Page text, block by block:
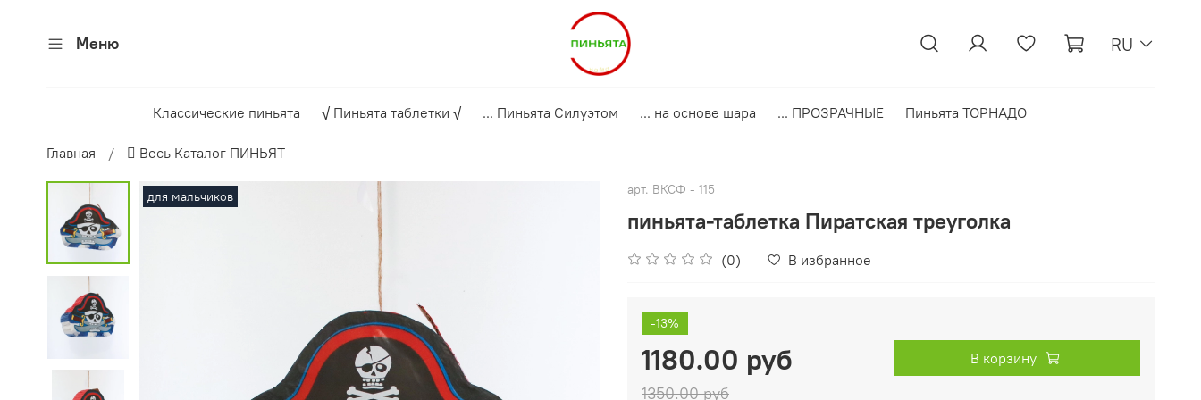
Меню RU
Классические пиньята √ Пиньята таблетки √ ... Пиньята Силуэтом ... на основе шара ... ПРОЗРАЧНЫЕ Пиньята ТОРНАДО
Главная  Весь Каталог ПИНЬЯТ
для мальчиков арт. ВКСФ - 115
пиньята-таблетка Пиратская треуголка
(0) В избранное
-13%
1180.00 руб
1350.00 руб
В корзину